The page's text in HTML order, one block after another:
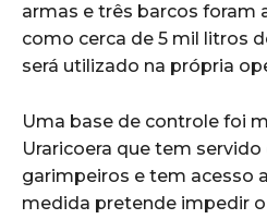
armas e três barcos foram
como cerca de 5 mil litros
será utilizado na própria
Uma base de controle foi
Uraricoera que tem
garimpeiros e tem acesso
medida pretende impedir